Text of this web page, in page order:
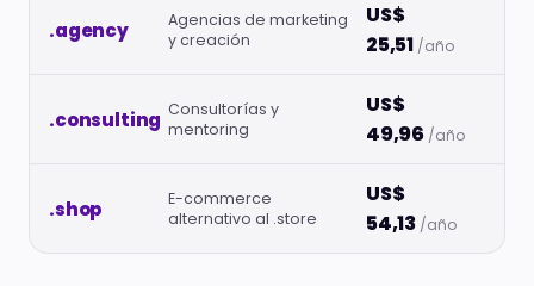
.agency
Agencias de marketing
y creación
US$
25,51 /año
.consulting Consultorías y
mentoring
US$
49,96 /año
.shop
E-commerce
alternativo al .store
US$
54,13 /año